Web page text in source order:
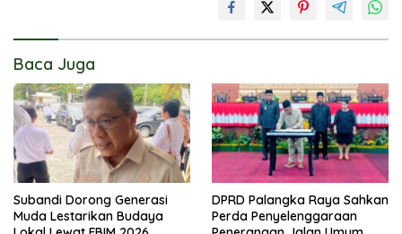
Baca Juga
Subandi Dorong Generasi
Muda Lestarikan Budaya
DPRD Palangka Raya Sahkan
Perda Penyelenggaraan